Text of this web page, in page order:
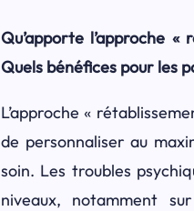
Qu’apporte l’approche
Quels bénéfices pour les
L’approche «
de personnaliser au
soin. Les troubles
niveaux, notamment